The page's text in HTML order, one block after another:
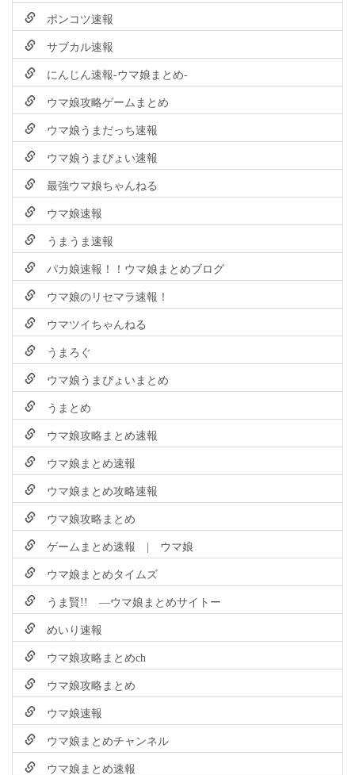
ポンコツ速報
サブカル速報
にんじん速報-ウマ娘まとめ-
ウマ娘攻略ゲームまとめ
ウマ娘うまだっち速報
ウマ娘うまぴょい速報
最強ウマ娘ちゃんねる
ウマ娘速報
うまうま速報
パカ娘速報！！ウマ娘まとめブログ
ウマ娘のリセマラ速報！
ウマツイちゃんねる
うまろぐ
ウマ娘うまぴょいまとめ
うまとめ
ウマ娘攻略まとめ速報
ウマ娘まとめ速報
ウマ娘まとめ攻略速報
ウマ娘攻略まとめ
ゲームまとめ速報 | ウマ娘
ウマ娘まとめタイムズ
うま賢!! ―ウマ娘まとめサイトー
めいり速報
ウマ娘攻略まとめch
ウマ娘攻略まとめ
ウマ娘速報
ウマ娘まとめチャンネル
ウマ娘まとめ速報